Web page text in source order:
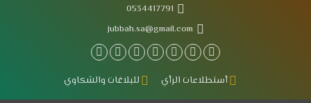
0534417791
jubbah.sa@gmail.com
أستطلاعات الرأي للبلاغات والشكاوي